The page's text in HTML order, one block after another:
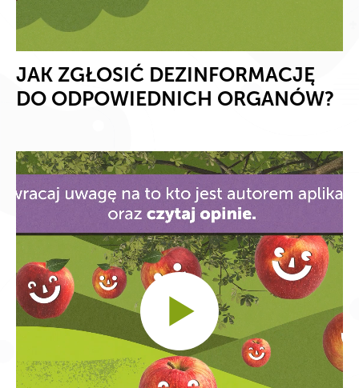
JAK ZGŁOSIĆ DEZINFORMACJĘ
DO ODPOWIEDNICH ORGANÓW?